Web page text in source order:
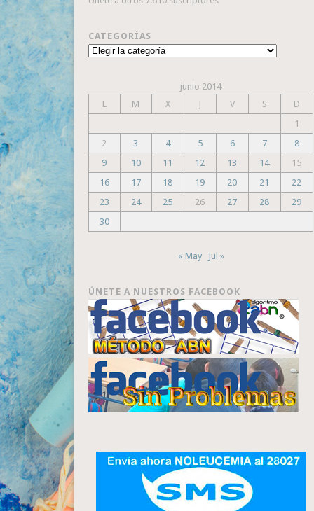
CATEGORÍAS
Categorías
junio 2014
L
M X J V S
D
1
2
3 4 5 6 7
8
9
10 11 12 13 14
15
16
17 18 19 20 21
22
23
24 25 26 27 28
29
30
« May Jul »
ÚNETE A NUESTROS FACEBOOK